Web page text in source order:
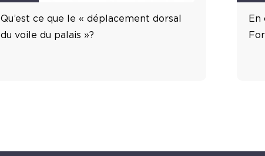
Qu’est ce que le « déplacement dorsal
du voile du palais »?
En